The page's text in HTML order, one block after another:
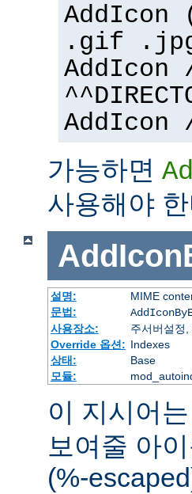
AddIcon
.gif
AddIcon
AddIcon
가능하면
사용해야
설명:
MIME
문법:
사용장소:
주서버설정
Override 옵션: Indexes
상태:
Base
모듈:
이 지시어는
보여줄 아
(%-